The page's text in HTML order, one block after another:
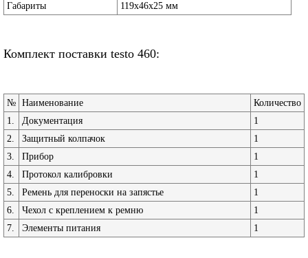
Габариты
119х46х25 мм
Комплект поставки testo 460:
№ Наименование
Количество
1.
Документация
1
2.
Защитный колпачок
1
3.
Прибор
1
4.
Протокол калибровки
1
5.
Ремень для переноски на запястье
1
6.
Чехол с креплением к ремню
1
7.
Элементы питания 1